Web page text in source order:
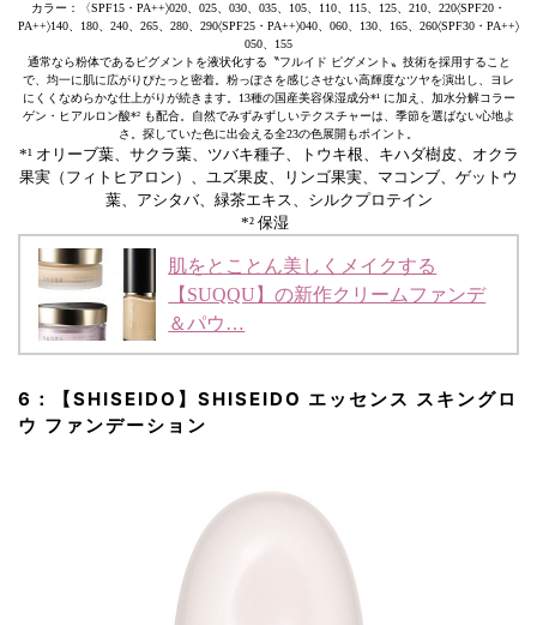
カラー：〈SPF15・PA++〉020、025、030、035、105、110、115、125、210、220〈SPF20・
PA++〉140、180、240、265、280、290〈SPF25・PA++〉040、060、130、165、260〈SPF30・PA++〉
050、155
通常なら粉体であるピグメントを液状化する〝フルイド ピグメント〟技術を採用すること
で、均一に肌に広がりぴたっと密着。粉っぽさを感じさせない高輝度なツヤを演出し、ヨレ
にくくなめらかな仕上がりが続きます。13種の国産美容保湿成分*¹ に加え、加水分解コラー
ゲン・ヒアルロン酸*² も配合。自然でみずみずしいテクスチャーは、季節を選ばない心地よ
さ。探していた色に出会える全23の色展開もポイント。
*¹ オリーブ葉、サクラ葉、ツバキ種子、トウキ根、キハダ樹皮、オクラ
果実（フィトヒアロン）、ユズ果皮、リンゴ果実、マコンブ、ゲットウ
葉、アシタバ、緑茶エキス、シルクプロテイン
*² 保湿
肌をとことん美しくメイクする
【SUQQU】の新作クリームファンデ
＆パウ…
6：【SHISEIDO】SHISEIDO エッセンス スキングロ
ウ ファンデーション